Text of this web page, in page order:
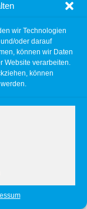
wir Technologien
oder darauf
können wir Daten
Website verarbeiten.
können